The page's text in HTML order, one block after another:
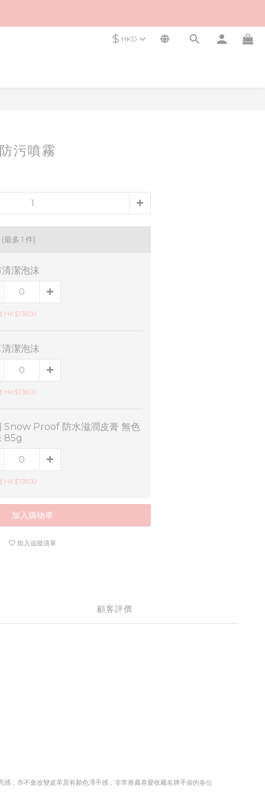
$ HKD
污噴霧
(最多 1 件)
潔泡沫
HK$138.00
潔泡沫
HK$138.00
Snow Proof 防水滋潤皮膏 無色
85g
HK$158.00
加入購物車
加入追蹤清單
顧客評價
，亦不會改變皮革原有顏色澤手感，非常推薦喜愛收藏名牌手袋的各位